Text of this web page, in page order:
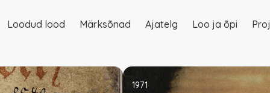
Loodud lood Märksõnad Ajatelg Loo ja õpi
1971